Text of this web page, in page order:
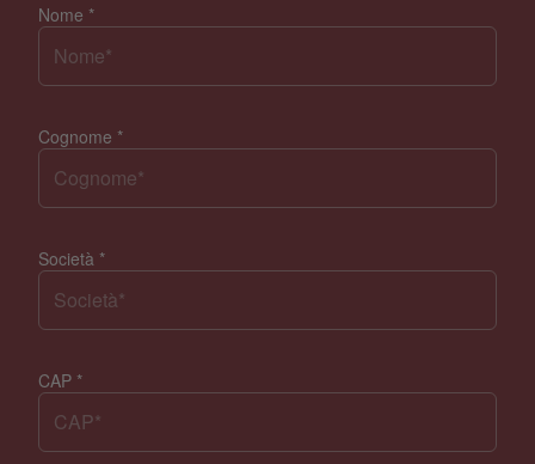
Nome *
Cognome *
Società *
CAP *